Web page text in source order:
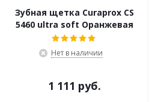
Зубная щетка Curaprox CS
5460 ultra soft Оранжевая
Нет в наличии
1 111 руб.